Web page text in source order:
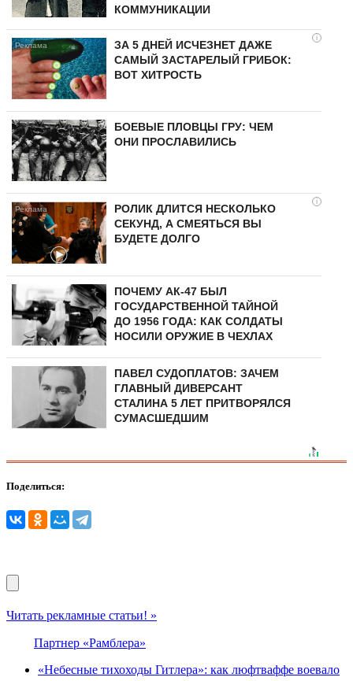
КОММУНИКАЦИИ
i
ЗА 5 ДНЕЙ ИСЧЕЗНЕТ ДАЖЕ
САМЫЙ ЗАСТАРЕЛЫЙ ГРИБОК:
ВОТ ХИТРОСТЬ
БОЕВЫЕ ПЛОВЦЫ ГРУ: ЧЕМ
ОНИ ПРОСЛАВИЛИСЬ
i
РОЛИК ДЛИТСЯ НЕСКОЛЬКО
СЕКУНД, А СМЕЯТЬСЯ ВЫ
БУДЕТЕ ДОЛГО
ПОЧЕМУ АК-47 БЫЛ
ГОСУДАРСТВЕННОЙ ТАЙНОЙ
ДО 1956 ГОДА: КАК СОЛДАТЫ
НОСИЛИ ОРУЖИЕ В ЧЕХЛАХ
ПАВЕЛ СУДОПЛАТОВ: ЗАЧЕМ
ГЛАВНЫЙ ДИВЕРСАНТ
СТАЛИНА 5 ЛЕТ ПРИТВОРЯЛСЯ
СУМАСШЕДШИМ
Поделиться:
Читать рекламные статьи! »
Партнер «Рамблера»
«Небесные тихоходы Гитлера»: как люфтваффе воевало